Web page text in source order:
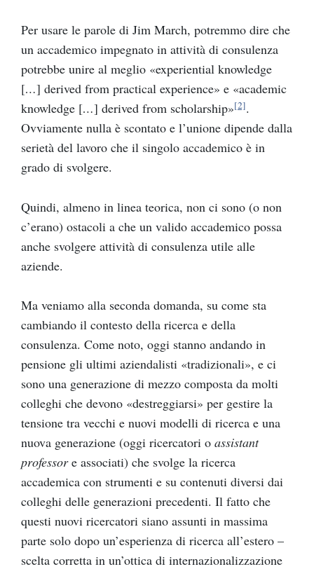
Per usare le parole di Jim March, potremmo dire che
un accademico impegnato in attività di consulenza
potrebbe unire al meglio «experiential knowledge
[…] derived from practical experience» e «academic
knowledge […] derived from scholarship»[2].
Ovviamente nulla è scontato e l’unione dipende dalla
serietà del lavoro che il singolo accademico è in
grado di svolgere.
Quindi, almeno in linea teorica, non ci sono (o non
c’erano) ostacoli a che un valido accademico possa
anche svolgere attività di consulenza utile alle
aziende.
Ma veniamo alla seconda domanda, su come sta
cambiando il contesto della ricerca e della
consulenza. Come noto, oggi stanno andando in
pensione gli ultimi aziendalisti «tradizionali», e ci
sono una generazione di mezzo composta da molti
colleghi che devono «destreggiarsi» per gestire la
tensione tra vecchi e nuovi modelli di ricerca e una
nuova generazione (oggi ricercatori o assistant
professore associati) che svolge la ricerca
accademica con strumenti e su contenuti diversi dai
colleghi delle generazioni precedenti. Il fatto che
questi nuovi ricercatori siano assunti in massima
parte solo dopo un’esperienza di ricerca all’estero –
scelta corretta in un’ottica di internazionalizzazione